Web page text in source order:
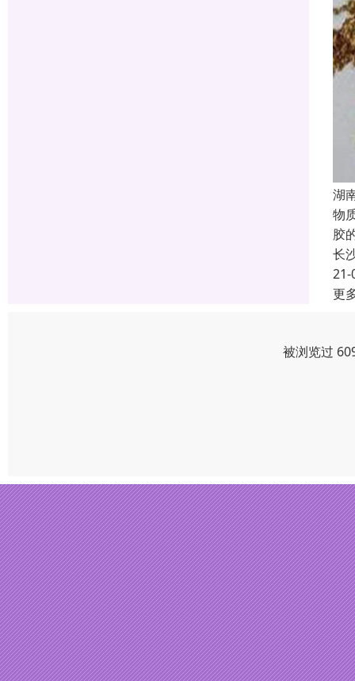
湖
物
胶
长
21-
更
被浏览过